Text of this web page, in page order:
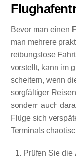
Bevor man einen
man mehrere
reibungslose
vorstellt, kann im
scheitern, wenn
sorgfältiger
sondern auch
Flüge sich
Terminals
Prüfen Sie die